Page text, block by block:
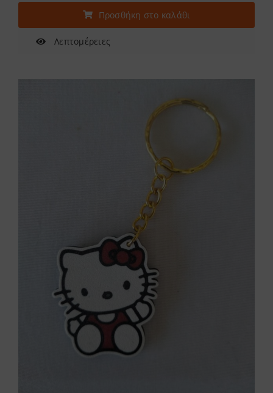
Προσθήκη στο καλάθι
Λεπτομέρειες